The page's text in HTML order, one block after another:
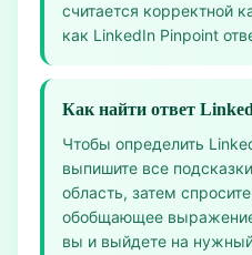
считается корректной
как LinkedIn Pinpoint
Как найти ответ
Чтобы определить
выпишите все
область, затем
обобщающее
вы и выйдете на